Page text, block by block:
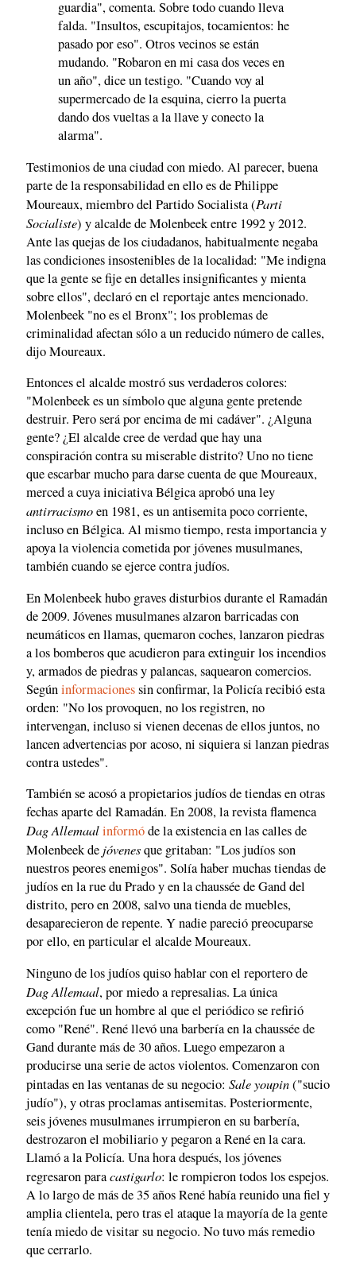
guardia", comenta. Sobre todo cuando lleva
falda. "Insultos, escupitajos, tocamientos: he
pasado por eso". Otros vecinos se están
mudando. "Robaron en mi casa dos veces en
un año", dice un testigo. "Cuando voy al
supermercado de la esquina, cierro la puerta
dando dos vueltas a la llave y conecto la
alarma".
Testimonios de una ciudad con miedo. Al parecer, buena
parte de la responsabilidad en ello es de Philippe
Moureaux, miembro del Partido Socialista (Parti
Socialiste) y alcalde de Molenbeek entre 1992 y 2012.
Ante las quejas de los ciudadanos, habitualmente negaba
las condiciones insostenibles de la localidad: "Me indigna
que la gente se fije en detalles insignificantes y mienta
sobre ellos", declaró en el reportaje antes mencionado.
Molenbeek "no es el Bronx"; los problemas de
criminalidad afectan sólo a un reducido número de calles,
dijo Moureaux.
Entonces el alcalde mostró sus verdaderos colores:
"Molenbeek es un símbolo que alguna gente pretende
destruir. Pero será por encima de mi cadáver". ¿Alguna
gente? ¿El alcalde cree de verdad que hay una
conspiración contra su miserable distrito? Uno no tiene
que escarbar mucho para darse cuenta de que Moureaux,
merced a cuya iniciativa Bélgica aprobó una ley
antirracismoen 1981, es un antisemita poco corriente,
incluso en Bélgica. Al mismo tiempo, resta importancia y
apoya la violencia cometida por jóvenes musulmanes,
también cuando se ejerce contra judíos.
En Molenbeek hubo graves disturbios durante el Ramadán
de 2009. Jóvenes musulmanes alzaron barricadas con
neumáticos en llamas, quemaron coches, lanzaron piedras
a los bomberos que acudieron para extinguir los incendios
y, armados de piedras y palancas, saquearon comercios.
Segúninformacionessin confirmar, la Policía recibió esta
orden: "No los provoquen, no los registren, no
intervengan, incluso si vienen decenas de ellos juntos, no
lancen advertencias por acoso, ni siquiera si lanzan piedras
contra ustedes".
También se acosó a propietarios judíos de tiendas en otras
fechas aparte del Ramadán. En 2008, la revista flamenca
Dag Allemaalinformóde la existencia en las calles de
Molenbeek de jóvenesque gritaban: "Los judíos son
nuestros peores enemigos". Solía haber muchas tiendas de
judíos en la rue du Prado y en la chaussée de Gand del
distrito, pero en 2008, salvo una tienda de muebles,
desaparecieron de repente. Y nadie pareció preocuparse
por ello, en particular el alcalde Moureaux.
Ninguno de los judíos quiso hablar con el reportero de
Dag Allemaal, por miedo a represalias. La única
excepción fue un hombre al que el periódico se refirió
como "René". René llevó una barbería en la chaussée de
Gand durante más de 30 años. Luego empezaron a
producirse una serie de actos violentos. Comenzaron con
pintadas en las ventanas de su negocio: Sale youpin("sucio
judío"), y otras proclamas antisemitas. Posteriormente,
seis jóvenes musulmanes irrumpieron en su barbería,
destrozaron el mobiliario y pegaron a René en la cara.
Llamó a la Policía. Una hora después, los jóvenes
regresaron paracastigarlo: le rompieron todos los espejos.
A lo largo de más de 35 años René había reunido una fiel y
amplia clientela, pero tras el ataque la mayoría de la gente
tenía miedo de visitar su negocio. No tuvo más remedio
que cerrarlo.